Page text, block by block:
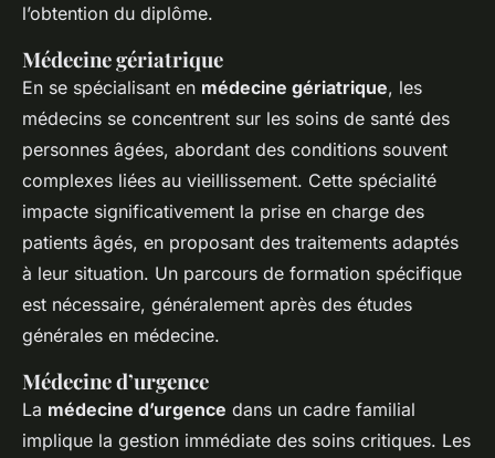
l’obtention du diplôme.
Médecine gériatrique
En se spécialisant en médecine gériatrique, les
médecins se concentrent sur les soins de santé des
personnes âgées, abordant des conditions souvent
complexes liées au vieillissement. Cette spécialité
impacte significativement la prise en charge des
patients âgés, en proposant des traitements adaptés
à leur situation. Un parcours de formation spécifique
est nécessaire, généralement après des études
générales en médecine.
Médecine d’urgence
La médecine d’urgence dans un cadre familial
implique la gestion immédiate des soins critiques. Les